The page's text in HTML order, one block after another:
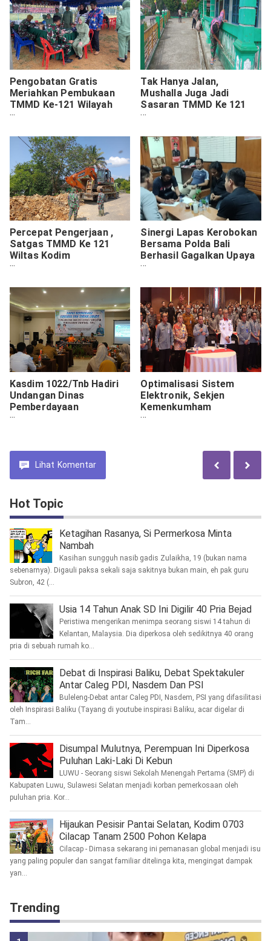
Pengobatan Gratis
Meriahkan Pembukaan
TMMD Ke-121 Wilayah
Perbatasan Kodim
Tak Hanya Jalan,
Mushalla Juga Jadi
Sasaran TMMD Ke 121
Kodim 0904/Paser
Percepat Pengerjaan ,
Satgas TMMD Ke 121
Wiltas Kodim
0910/Malinau Terjunkan
Sinergi Lapas Kerobokan
Bersama Polda Bali
Berhasil Gagalkan Upaya
Peredaran Narkoba
Kasdim 1022/Tnb Hadiri
Undangan Dinas
Pemberdayaan
Perempuan Perlindungan
Optimalisasi Sistem
Elektronik, Sekjen
Kemenkumham
Tandatangani Perjanjian
Lihat Komentar
Hot Topic
Ketagihan Rasanya, Si Permerkosa Minta
Nambah
Kasihan sungguh nasib gadis Zulaikha, 19 (bukan nama
sebenarnya). Digauli paksa sekali saja sakitnya bukan main, eh pak guru
Subron, 42 (...
Usia 14 Tahun Anak SD Ini Digilir 40 Pria Bejad
Peristiwa mengerikan menimpa seorang siswi 14 tahun di
Kelantan, Malaysia. Dia diperkosa oleh sedikitnya 40 orang
pria di sebuah rumah ko...
Debat di Inspirasi Baliku, Debat Spektakuler
Antar Caleg PDI, Nasdem Dan PSI
Buleleng-Debat antar Caleg PDI, Nasdem, PSI yang difasilitasi
oleh Inspirasi Baliku (Tayang di youtube inspirasi Baliku, acar digelar di
Tam...
Disumpal Mulutnya, Perempuan Ini Diperkosa
Puluhan Laki-Laki Di Kebun
LUWU - Seorang siswi Sekolah Menengah Pertama (SMP) di
Kabupaten Luwu, Sulawesi Selatan menjadi korban pemerkosaan oleh
puluhan pria. Kor...
Hijaukan Pesisir Pantai Selatan, Kodim 0703
Cilacap Tanam 2500 Pohon Kelapa
Cilacap - Dimasa sekarang ini pemanasan global menjadi isu
yang paling populer dan sangat familiar ditelinga kita, mengingat dampak
yan...
Trending